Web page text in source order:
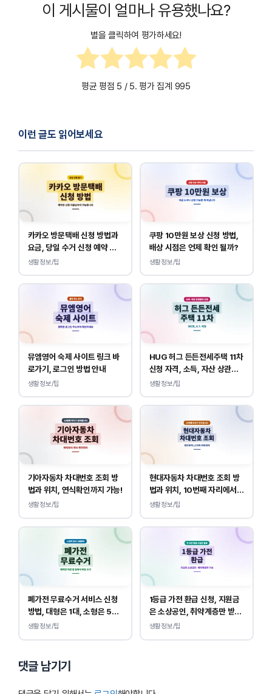
지원금이 지급됩니다. 신청자가 많을 경우 지급 기간이
길어질 수 있으며, 서류 검토 과정에서 추가 자료 요청이
있을 수 있습니다.
이 게시물이 얼마나 유용했나요?
별을 클릭하여 평가하세요!
평균 평점 5 / 5. 평가 집계 995
이런 글도 읽어보세요
카카오 방문택배 신청 방법과
요금, 당일 수거 신청 예약 안
내
생활정보/팁
쿠팡 10만원 보상 신청 방법,
배상 시점은 언제 확인 될까?
생활정보/팁
뮤엠영어 숙제 사이트 링크 바
로가기, 로그인 방법 안내
생활정보/팁
HUG 허그 든든전세주택 11차
신청 자격, 소득, 자산 상관없
이 가능합니다.
생활정보/팁
기아자동차 차대번호 조회 방
법과 위치, 연식확인까지 가능!
생활정보/팁
현대자동차 차대번호 조회 방
법과 위치, 10번째 자리에서
연식 확인!
생활정보/팁
폐가전 무료수거 서비스 신청
방법, 대형은 1대, 소형은 5개
부터 무상입니다.
생활정보/팁
1등급 가전 환급 신청, 지원금
은 소상공인, 취약계층만 받
을 수 있습니다.
생활정보/팁
댓글 남기기